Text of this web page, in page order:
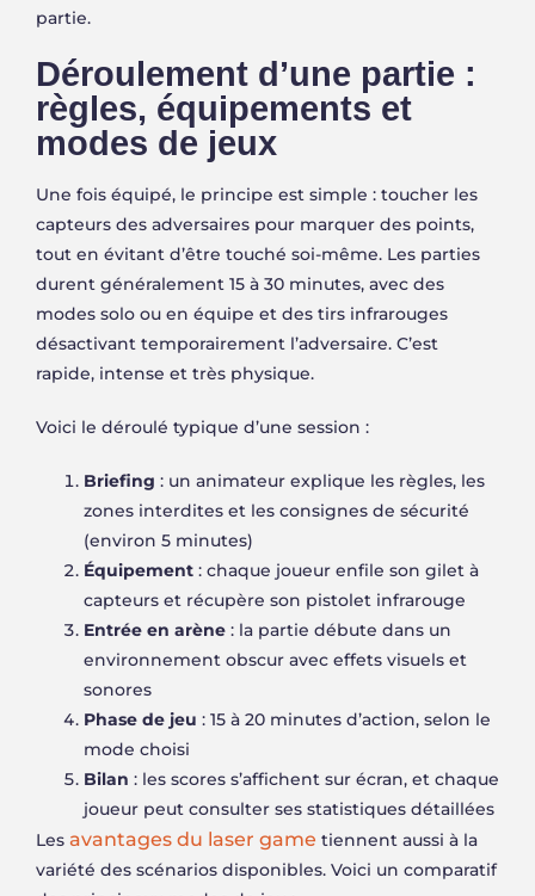
partie.
Déroulement d’une partie :
règles, équipements et
modes de jeux
Une fois équipé, le principe est simple : toucher les
capteurs des adversaires pour marquer des points,
tout en évitant d’être touché soi-même. Les parties
durent généralement 15 à 30 minutes, avec des
modes solo ou en équipe et des tirs infrarouges
désactivant temporairement l’adversaire. C’est
rapide, intense et très physique.
Voici le déroulé typique d’une session :
Briefing : un animateur explique les règles, les
zones interdites et les consignes de sécurité
(environ 5 minutes)
Équipement : chaque joueur enfile son gilet à
capteurs et récupère son pistolet infrarouge
Entrée en arène : la partie débute dans un
environnement obscur avec effets visuels et
sonores
Phase de jeu : 15 à 20 minutes d’action, selon le
mode choisi
Bilan : les scores s’affichent sur écran, et chaque
joueur peut consulter ses statistiques détaillées
Les avantages du laser game tiennent aussi à la
variété des scénarios disponibles. Voici un comparatif